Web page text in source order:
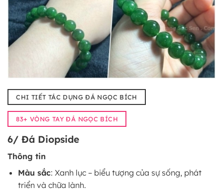
CHI TIẾT TÁC DỤNG ĐÁ NGỌC BÍCH
83+ VÒNG TAY ĐÁ NGỌC BÍCH
6/ Đá Diopside
Thông tin
Màu sắc: Xanh lục – biểu tượng của sự sống, phát
triển và chữa lành.